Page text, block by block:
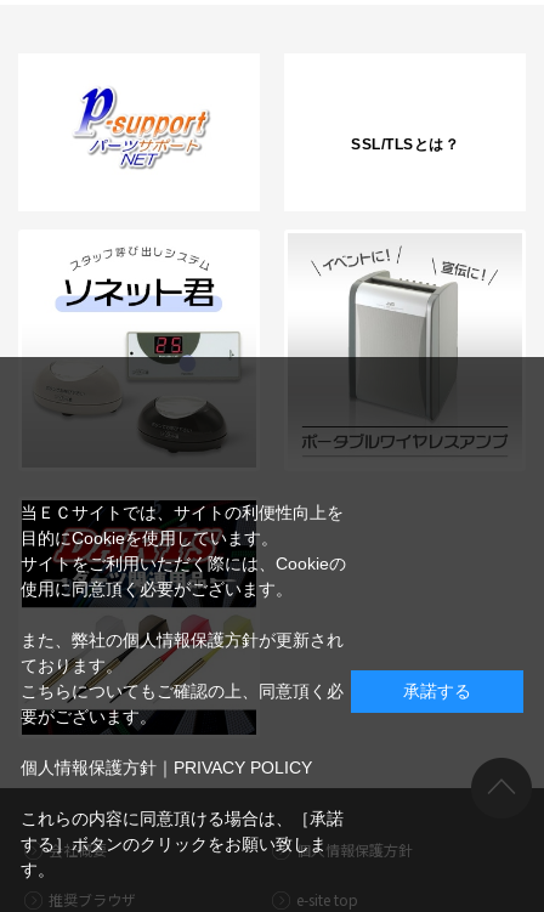
SSL/TLSとは？
会社概要 個人情報保護方針
推奨ブラウザ e-site top
当ＥＣサイトでは、サイトの利便性向上を
目的にCookieを使用しています。
サイトをご利用いただく際には、Cookieの
使用に同意頂く必要がございます。
また、弊社の個人情報保護方針が更新され
ております。
こちらについてもご確認の上、同意頂く必
要がございます。
個人情報保護方針｜PRIVACY POLICY
これらの内容に同意頂ける場合は、［承諾
する］ボタンのクリックをお願い致しま
す。
承諾する